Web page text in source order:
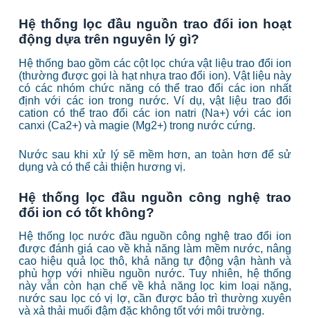
Hệ thống lọc đầu nguồn trao đổi ion hoạt
động dựa trên nguyên lý gì?
Hệ thống bao gồm các cột lọc chứa vật liệu trao đổi ion
(thường được gọi là hạt nhựa trao đổi ion). Vật liệu này
có các nhóm chức năng có thể trao đổi các ion nhất
định với các ion trong nước. Ví dụ, vật liệu trao đổi
cation có thể trao đổi các ion natri (Na+) với các ion
canxi (Ca2+) và magie (Mg2+) trong nước cứng.
Nước sau khi xử lý sẽ mềm hơn, an toàn hơn để sử
dụng và có thể cải thiện hương vị.
Hệ thống lọc đầu nguồn công nghệ trao
đổi ion có tốt không?
Hệ thống lọc nước đầu nguồn công nghệ trao đổi ion
được đánh giá cao về khả năng làm mềm nước, nâng
cao hiệu quả lọc thô, khả năng tự động vận hành và
phù hợp với nhiều nguồn nước. Tuy nhiên, hệ thống
này vẫn còn hạn chế về khả năng lọc kim loại nặng,
nước sau lọc có vị lợ, cần được bảo trì thường xuyên
và xả thải muối đậm đặc không tốt với môi trường.